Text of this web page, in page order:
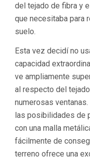
del tejado de fibra y
que necesitaba para
suelo.
Esta vez decidí no
capacidad
ve ampliamente
al respecto del
numerosas
las posibilidades de
con una malla
fácilmente de
terreno ofrece una